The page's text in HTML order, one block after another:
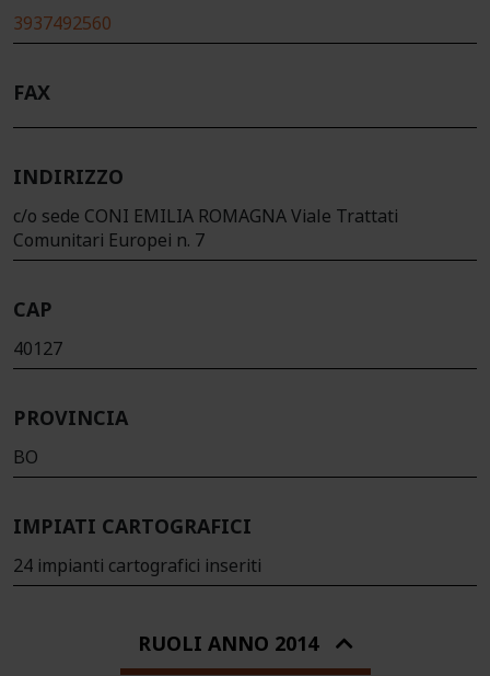
3937492560
FAX
INDIRIZZO
c/o sede CONI EMILIA ROMAGNA Viale Trattati
Comunitari Europei n. 7
CAP
40127
PROVINCIA
BO
IMPIATI CARTOGRAFICI
24 impianti cartografici inseriti
RUOLI ANNO 2014